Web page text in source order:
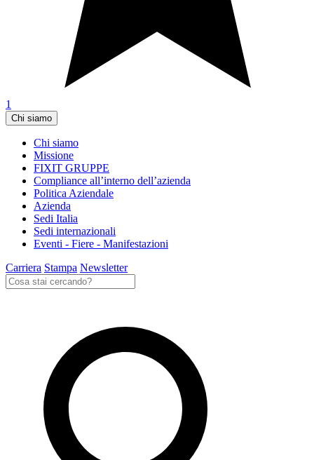
1
Chi siamo
Chi siamo
Missione
FIXIT GRUPPE
Compliance all’interno dell’azienda
Politica Aziendale
Azienda
Sedi Italia
Sedi internazionali
Eventi - Fiere - Manifestazioni
Carriera Stampa Newsletter